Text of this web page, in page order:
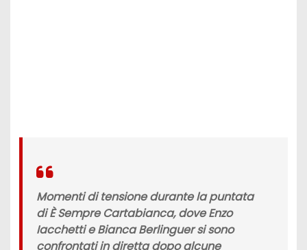
Momenti di tensione durante la puntata
di È Sempre Cartabianca, dove Enzo
Iacchetti e Bianca Berlinguer si sono
confrontati in diretta dopo alcune